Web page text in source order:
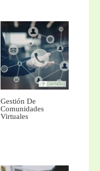
Gestión De
Comunidades
Virtuales